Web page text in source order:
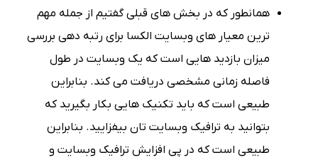
همانطور که در بخش های قبلی گفتیم از جمله مهم
ترین معیار های وبسایت الکسا برای رتبه دهی بررسی
میزان بازدید هایی است که یک وبسایت در طول
فاصله زمانی مشخصی دریافت می کند. بنابراین
طبیعی است که باید تکنیک هایی بکار بگیرید که
بتوانید به ترافیک وبسایت تان بیفزایید. بنابراین
طبیعی است که در پی افزایش ترافیک وبسایت و